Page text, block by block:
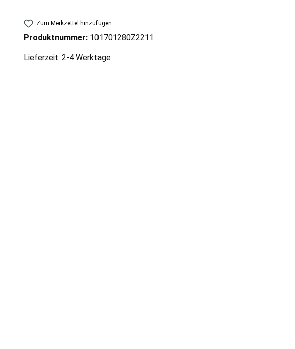
Zum Merkzettel hinzufügen
Produktnummer: 101701280Z2211
Lieferzeit: 2-4 Werktage